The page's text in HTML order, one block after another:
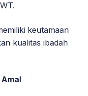
keutamaan
kualitas ibadah